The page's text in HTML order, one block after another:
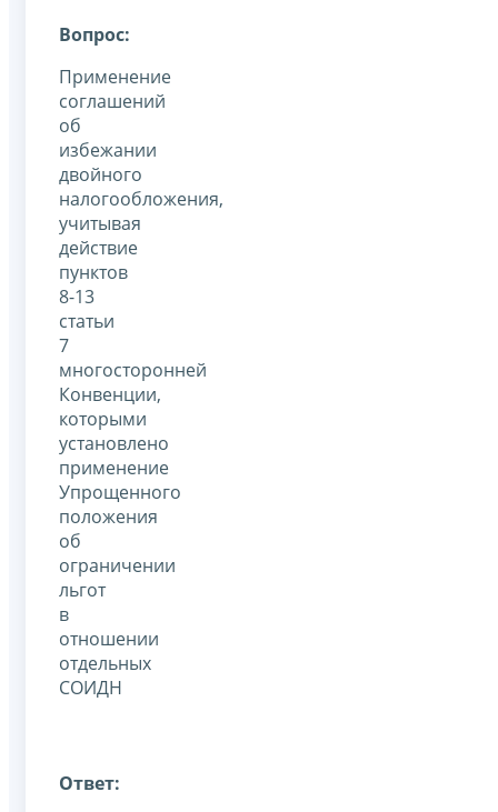
Вопрос:
Применение
соглашений
об
избежании
двойного
налогообложения,
учитывая
действие
пунктов
8-13
статьи
7
многосторонней
Конвенции,
которыми
установлено
применение
Упрощенного
положения
об
ограничении
льгот
в
отношении
отдельных
СОИДН
Ответ: